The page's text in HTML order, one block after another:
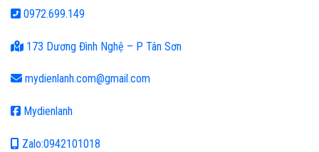
0972.699.149
173 Dương Đình Nghệ – P Tân Sơn
mydienlanh.com@gmail.com
Mydienlanh
Zalo:0942101018